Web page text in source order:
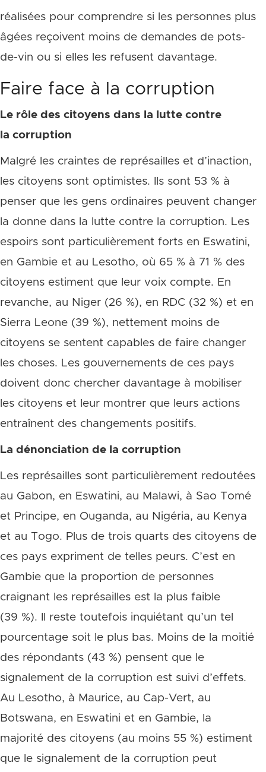
réalisées pour comprendre si les personnes plus
âgées reçoivent moins de demandes de pots-
de-vin ou si elles les refusent davantage.
Faire face à la corruption
Le rôle des citoyens dans la lutte contre
la corruption
Malgré les craintes de représailles et d’inaction,
les citoyens sont optimistes. Ils sont 53 % à
penser que les gens ordinaires peuvent changer
la donne dans la lutte contre la corruption. Les
espoirs sont particulièrement forts en Eswatini,
en Gambie et au Lesotho, où 65 % à 71 % des
citoyens estiment que leur voix compte. En
revanche, au Niger (26 %), en RDC (32 %) et en
Sierra Leone (39 %), nettement moins de
citoyens se sentent capables de faire changer
les choses. Les gouvernements de ces pays
doivent donc chercher davantage à mobiliser
les citoyens et leur montrer que leurs actions
entraînent des changements positifs.
La dénonciation de la corruption
Les représailles sont particulièrement redoutées
au Gabon, en Eswatini, au Malawi, à Sao Tomé
et Principe, en Ouganda, au Nigéria, au Kenya
et au Togo. Plus de trois quarts des citoyens de
ces pays expriment de telles peurs. C’est en
Gambie que la proportion de personnes
craignant les représailles est la plus faible
(39 %). Il reste toutefois inquiétant qu’un tel
pourcentage soit le plus bas. Moins de la moitié
des répondants (43 %) pensent que le
signalement de la corruption est suivi d’effets.
Au Lesotho, à Maurice, au Cap-Vert, au
Botswana, en Eswatini et en Gambie, la
majorité des citoyens (au moins 55 %) estiment
que le signalement de la corruption peut